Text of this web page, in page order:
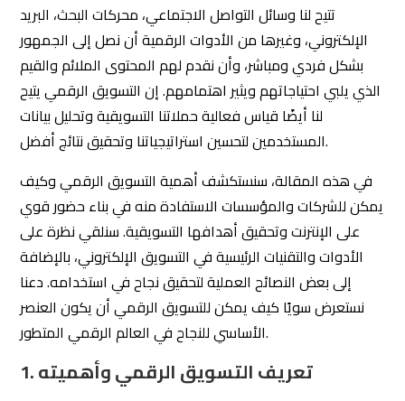
تتيح لنا وسائل التواصل الاجتماعي، محركات البحث، البريد
الإلكتروني، وغيرها من الأدوات الرقمية أن نصل إلى الجمهور
بشكل فردي ومباشر، وأن نقدم لهم المحتوى الملائم والقيم
الذي يلبي احتياجاتهم ويثير اهتمامهم. إن التسويق الرقمي يتيح
لنا أيضًا قياس فعالية حملاتنا التسويقية وتحليل بيانات
المستخدمين لتحسين استراتيجياتنا وتحقيق نتائج أفضل.
في هذه المقالة، سنستكشف أهمية التسويق الرقمي وكيف
يمكن للشركات والمؤسسات الاستفادة منه في بناء حضور قوي
على الإنترنت وتحقيق أهدافها التسويقية. سنلقي نظرة على
الأدوات والتقنيات الرئيسية في التسويق الإلكتروني، بالإضافة
إلى بعض النصائح العملية لتحقيق نجاح في استخدامه. دعنا
نستعرض سويًا كيف يمكن للتسويق الرقمي أن يكون العنصر
الأساسي للنجاح في العالم الرقمي المتطور.
1. تعريف التسويق الرقمي وأهميته